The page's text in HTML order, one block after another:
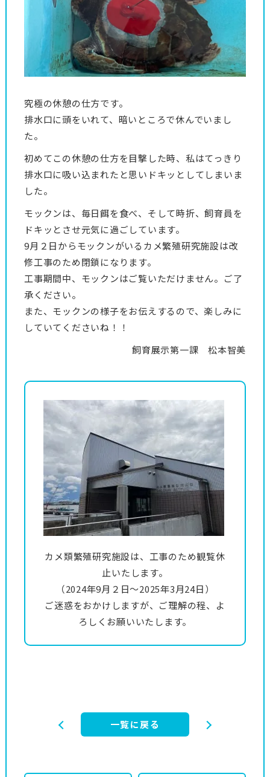
究極の休憩の仕方です。
排水口に頭をいれて、暗いところで休んでいまし
た。
初めてこの休憩の仕方を目撃した時、私はてっきり
排水口に吸い込まれたと思いドキッとしてしまいま
した。
モックンは、毎日餌を食べ、そして時折、飼育員を
ドキッとさせ元気に過ごしています。
9月２日からモックンがいるカメ繁殖研究施設は改
修工事のため閉鎖になります。
工事期間中、モックンはご覧いただけません。ご了
承ください。
また、モックンの様子をお伝えするので、楽しみに
していてくださいね！！
飼育展示第一課 松本智美
カメ類繁殖研究施設は、工事のため観覧休
止いたします。
（2024年9月２日～2025年3月24日）
ご迷惑をおかけしますが、ご理解の程、よ
ろしくお願いいたします。
一覧に戻る